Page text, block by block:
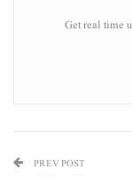
Get real time
PREV POST